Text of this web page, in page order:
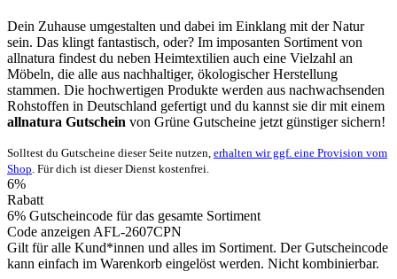
Dein Zuhause umgestalten und dabei im Einklang mit der Natur
sein. Das klingt fantastisch, oder? Im imposanten Sortiment von
allnatura findest du neben Heimtextilien auch eine Vielzahl an
Möbeln, die alle aus nachhaltiger, ökologischer Herstellung
stammen. Die hochwertigen Produkte werden aus nachwachsenden
Rohstoffen in Deutschland gefertigt und du kannst sie dir mit einem
allnatura Gutschein von Grüne Gutscheine jetzt günstiger sichern!
Solltest du Gutscheine dieser Seite nutzen, erhalten wir ggf. eine Provision vom
Shop . Für dich ist dieser Dienst kostenfrei.
6%
Rabatt
6% Gutscheincode für das gesamte Sortiment
Code anzeigen AFL-2607CPN
Gilt für alle Kund*innen und alles im Sortiment. Der Gutscheincode
kann einfach im Warenkorb eingelöst werden. Nicht kombinierbar.